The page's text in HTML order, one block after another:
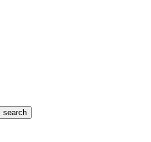
search